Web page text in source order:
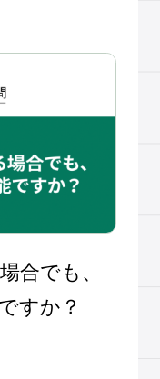
合でも、
すか？